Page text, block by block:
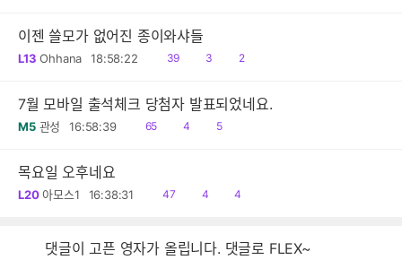
이젠 쓸모가 없어진 종이와샤들
L13 Ohhana 18:58:22
읽
39
공
3
댓
2
7월 모바일 출석체크 당첨자 발표되었네요.
M5 관성 16:58:39
읽
65
공
4
댓
5
목요일 오후네요
L20 아모스1 16:38:31
읽
47
공
4
댓
4
댓글이 고픈 영자가 올립니다. 댓글로 FLEX~